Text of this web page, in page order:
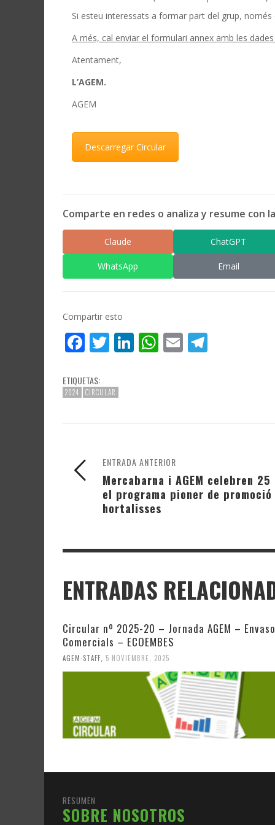
Si esteu interessats a formar part del grup,
A més, cal enviar el formulari annex amb les
Atentament,
L’AGEM.
AGEM
Descarregar Circular
Comparte en redes o analiza y resume con
Claude ChatGPT
WhatsApp Email
Compartir esto
Facebook
Twitter
LinkedIn
WhatsApp
Email
ETIQUETAS:
2024 CIRCULAR
ENTRADA ANTERIOR
Mercabarna i AGEM celebren 25
el programa pioner de
hortalisses
ENTRADAS
Circular nº 2025-20 – Jornada AGEM –
Comercials – ECOEMBES
AGEM-STAFF 5 NOVIEMBRE, 2025
RESUMEN
SOBRE NOSOTROS